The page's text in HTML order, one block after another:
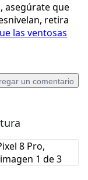
asegúrate que
retira
las ventosas
un comentario